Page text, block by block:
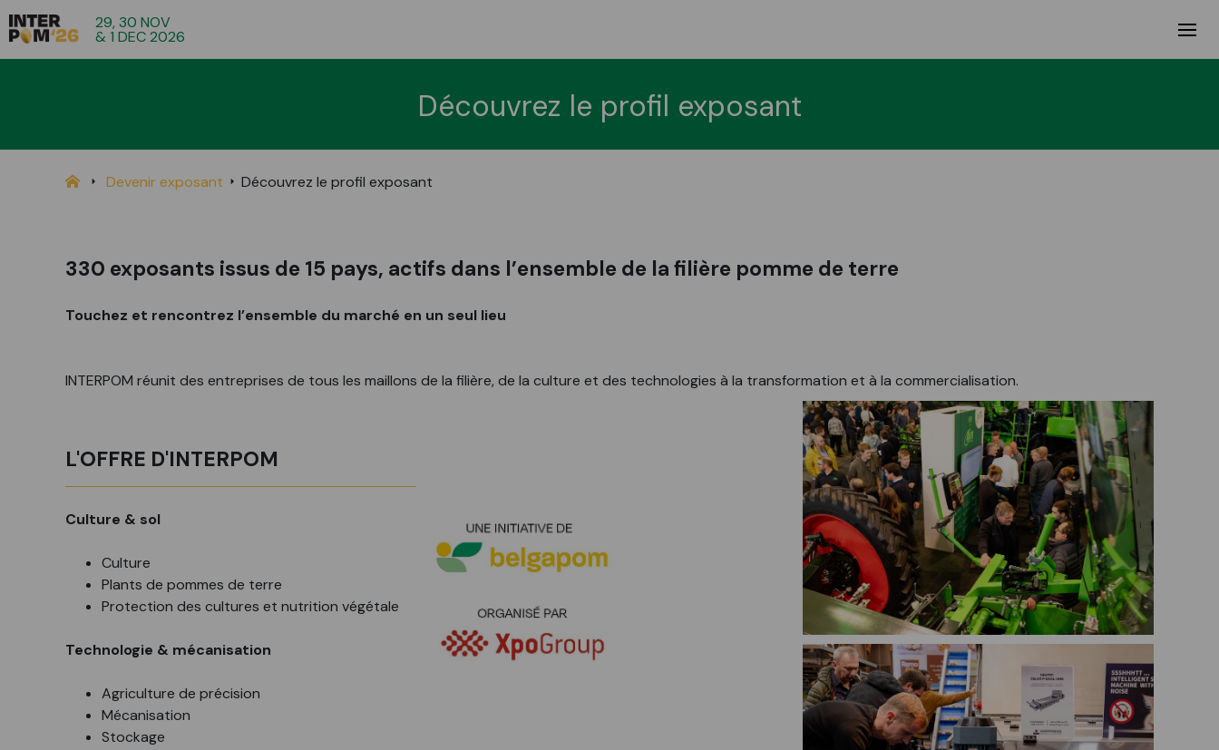
29, 30 NOV
& 1 DEC 2026
Découvrez le profil exposant
Devenir exposant Découvrez le profil exposant
330 exposants issus de 15 pays, actifs dans l’ensemble de la filière pomme de terre
Touchez et rencontrez l’ensemble du marché en un seul lieu
INTERPOM réunit des entreprises de tous les maillons de la filière, de la culture et des technologies à la transformation et à la commercialisation.
L'OFFRE D'INTERPOM
Culture & sol
Culture
Plants de pommes de terre
Protection des cultures et nutrition végétale
Technologie & mécanisation
Agriculture de précision
Mécanisation
Stockage